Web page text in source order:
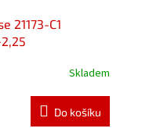
21173-C1
Skladem
Do košíku